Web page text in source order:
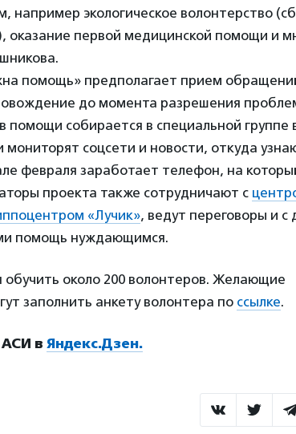
например экологическое волонтерство
оказание первой медицинской помощи и
помощь» предполагает прием
до момента разрешения
собирается в специальной группе
соцсети и новости, откуда
февраля заработает телефон, на
проекта также сотрудничают с
«Лучик», ведут переговоры и с
помощь нуждающимся.
обучить около 200 волонтеров. Желающие
заполнить анкету волонтера по ссылке.
в Яндекс.Дзен.